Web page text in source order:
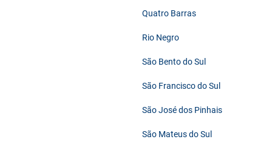
Quatro Barras
Rio Negro
São Bento do Sul
São Francisco do Sul
São José dos Pinhais
São Mateus do Sul